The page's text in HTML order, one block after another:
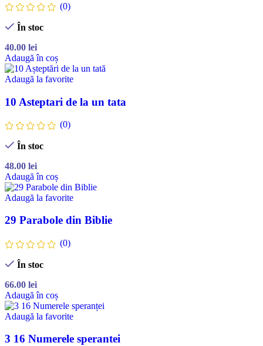
(0)
În stoc
40.00 lei
Adaugă în coș
Adaugă la favorite
10 Asteptari de la un tata
(0)
În stoc
48.00 lei
Adaugă în coș
Adaugă la favorite
29 Parabole din Biblie
(0)
În stoc
66.00 lei
Adaugă în coș
Adaugă la favorite
3 16 Numerele sperantei